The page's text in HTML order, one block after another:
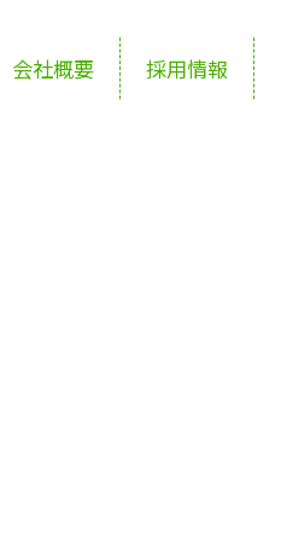
会社概要 採用情報